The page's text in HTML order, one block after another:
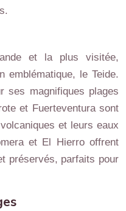
et la plus visitée,
emblématique, le Teide.
ses magnifiques plages
et Fuerteventura sont
et leurs eaux
et El Hierro offrent
préservés, parfaits pour